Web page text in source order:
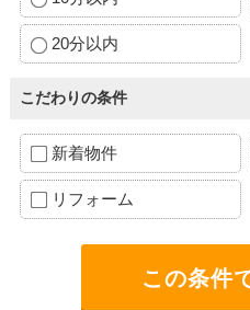
20分以内
こだわりの条件
新着物件
リフォーム